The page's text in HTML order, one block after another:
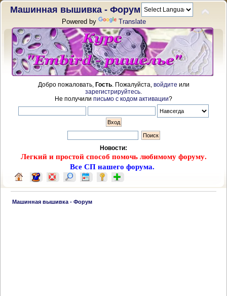
Машинная вышивка - Форум
Powered by Translate
Добро пожаловать, Гость. Пожалуйста, войдите или
зарегистрируйтесь
Не получили письмо с кодом активации?
Новости:
Легкий и простой способ помочь любимому форуму.
Все СП нашего форума.
Машинная вышивка - Форум